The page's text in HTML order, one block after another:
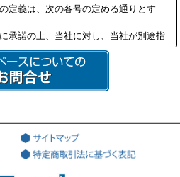
定義は、次の各号の定める通りとす
承諾の上、当社に対し、当社が別途指
の定める審査を通過して、当社より会
った法人又は個人を意味する。
が本サービスを利用する際に用いる、
（ドメインアドレス：http://jiyu18.jp）
意味する。
が指定した、本サービスを利用するた